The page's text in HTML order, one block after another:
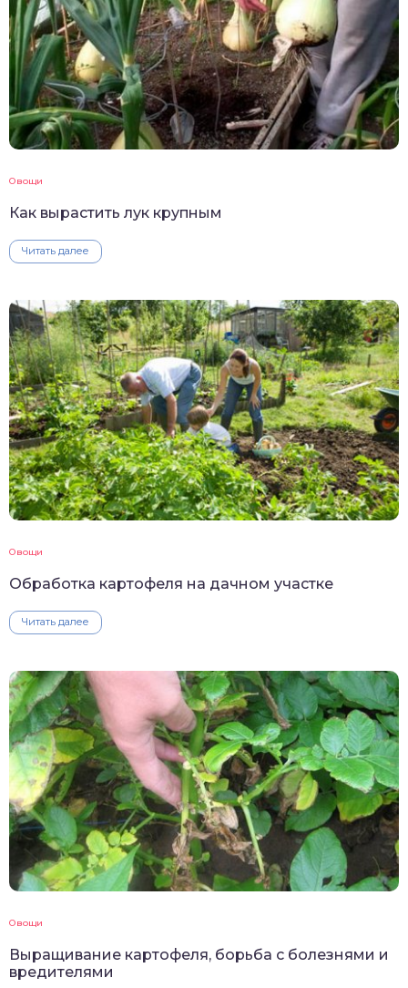
Овощи
Как вырастить лук крупным
Читать далее
Овощи
Обработка картофеля на дачном участке
Читать далее
Овощи
Выращивание картофеля, борьба с болезнями и
вредителями